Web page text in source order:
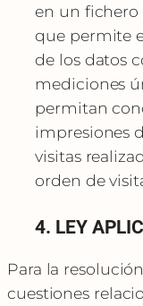
en un fichero
que permite
de los datos
mediciones
permitan
impresiones
visitas
orden de
4. LEY
Para la
cuestiones